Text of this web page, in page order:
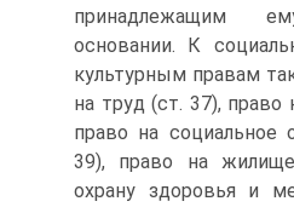
принадлежащим
основании. К
культурным правам
на труд (ст. 37), право
право на социальное
39), право на
охрану здоровья и